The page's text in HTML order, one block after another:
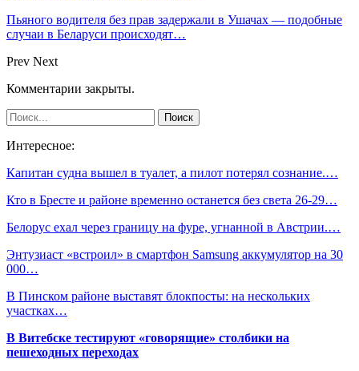
Пьяного водителя без прав задержали в Ушачах — подобные
случаи в Беларуси происходят…
Prev Next
Комментарии закрыты.
Интересное:
Капитан судна вышел в туалет, а пилот потерял сознание.…
Кто в Бресте и районе временно останется без света 26-29…
Белорус ехал через границу на фуре, угнанной в Австрии.…
Энтузиаст «встроил» в смартфон Samsung аккумулятор на 30
000…
В Пинском районе выставят блокпосты: на нескольких
участках…
В Витебске тестируют «говорящие» столбики на
пешеходных переходах